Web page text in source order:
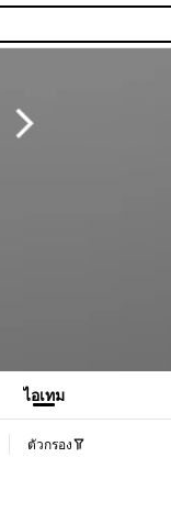
ไอเทม
ตัวกรอง